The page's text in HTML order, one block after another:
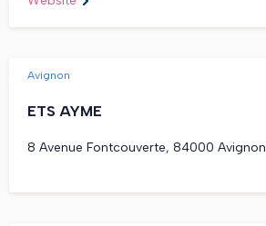
Avignon
ETS AYME
8 Avenue Fontcouverte, 84000 Avignon